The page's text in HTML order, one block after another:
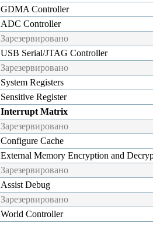
GDMA Controller
ADC Controller
Зарезервировано
USB Serial/JTAG Controller
Зарезервировано
System Registers
Sensitive Register
Interrupt Matrix
Зарезервировано
Configure Cache
External Memory Encryption and
Зарезервировано
Assist Debug
Зарезервировано
World Controller